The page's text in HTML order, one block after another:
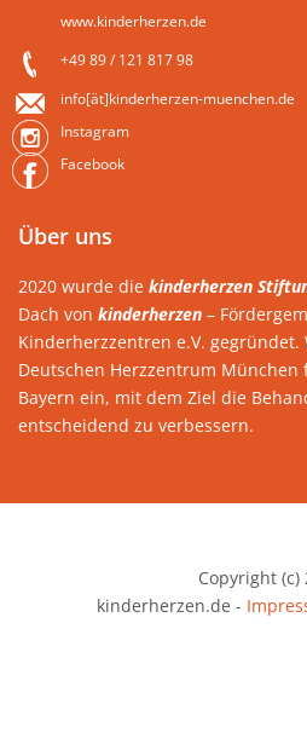
www.kinderherzen.de
+49 89 / 121 817 98
info[ät]kinderherzen-muenchen.de
Instagram
Facebook
Über uns
2020 wurde die kinderherzen
Dach von kinderherzen –
Kinderherzzentren e.V. gegründet.
Deutschen Herzzentrum
Bayern ein, mit dem Ziel die
entscheidend zu verbessern.
Copyright (c)
kinderherzen.de -